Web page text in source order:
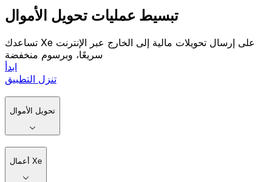
تبسيط عمليات تحويل الأموال
تساعدك Xe على إرسال تحويلات مالية إلى الخارج عبر الإنترنت
سريعًا، وبرسوم منخفضة
ابدأ
تنزل التطبيق
تحويل الأموال
أعمال Xe